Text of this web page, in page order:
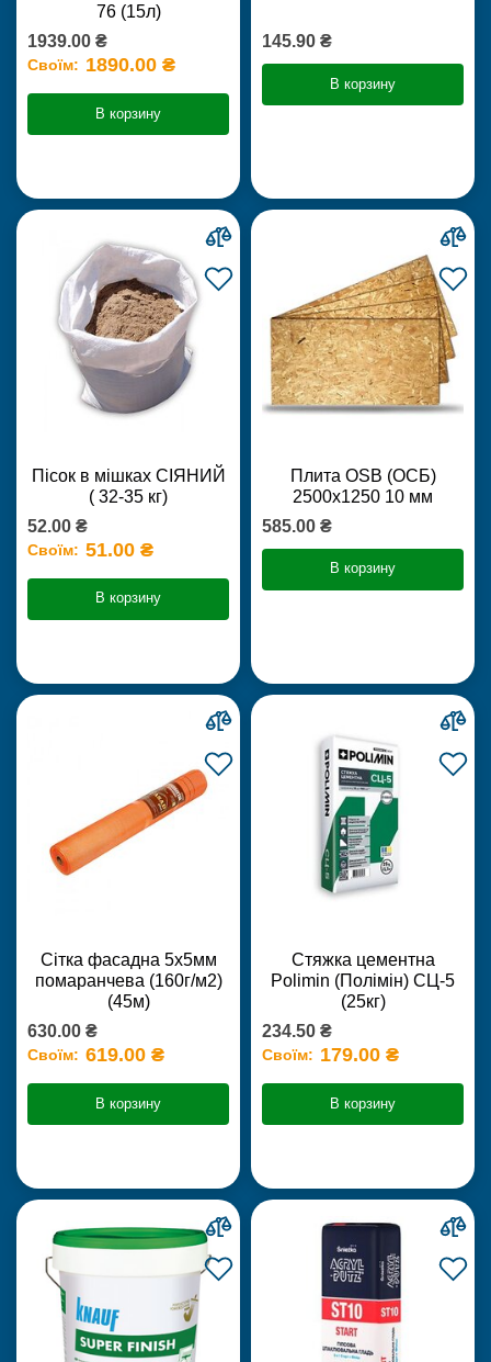
76 (15л)
1939.00 ₴
Своїм: 1890.00 ₴
В корзину
145.90 ₴
В корзину
Пісок в мішках СІЯНИЙ
( 32-35 кг)
52.00 ₴
Своїм: 51.00 ₴
В корзину
Плита OSB (ОСБ)
2500х1250 10 мм
585.00 ₴
В корзину
Сітка фасадна 5х5мм
помаранчева (160г/м2)
(45м)
630.00 ₴
Своїм: 619.00 ₴
В корзину
Стяжка цементна
Polimin (Полімін) СЦ-5
(25кг)
234.50 ₴
Своїм: 179.00 ₴
В корзину